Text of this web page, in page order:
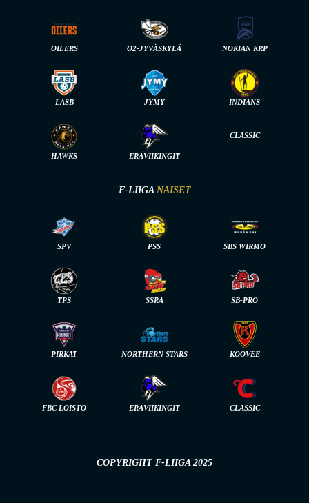
OILERS O2-JYVÄSKYLÄ NOKIAN KRP
LASB JYMY INDIANS
HAWKS ERÄVIIKINGIT
CLASSIC
F-LIIGA NAISET
SPV PSS SBS WIRMO
TPS SSRA SB-PRO
PIRKAT NORTHERN STARS KOOVEE
FBC LOISTO ERÄVIIKINGIT CLASSIC
COPYRIGHT F-LIIGA 2025